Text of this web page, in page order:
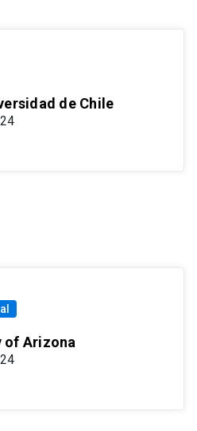
de Chile
of Arizona